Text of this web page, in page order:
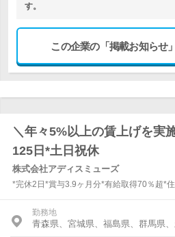
す。
この企業の「掲載お知らせ
＼年々5%以上の賃上げを実
125日*土日祝休
株式会社アディスミューズ
*完休2日*賞与3.9ヶ月分*有給取得70％超*
勤務地
青森県、宮城県、福島県、群馬県